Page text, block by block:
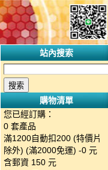
站內搜索
購物清單
您已經訂購：
0 套產品
滿1200自動扣200 (特價片
除外) (滿2000免運) -0 元
含郵資 150 元